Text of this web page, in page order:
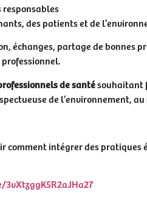
responsables
des patients et de
échanges, partage de bonnes
de santésouhaitant
de l’environnement,
comment intégrer des pratiques